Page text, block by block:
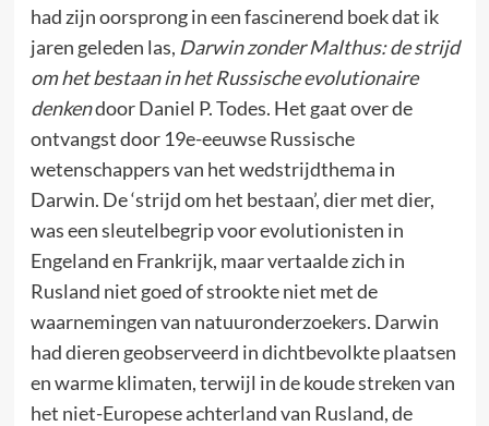
had zijn oorsprong in een fascinerend boek dat ik
jaren geleden las, Darwin zonder Malthus: de strijd
om het bestaan ​​in het Russische evolutionaire
denkendoor Daniel P. Todes. Het gaat over de
ontvangst door 19e-eeuwse Russische
wetenschappers van het wedstrijdthema in
Darwin. De ‘strijd om het bestaan’, dier met dier,
was een sleutelbegrip voor evolutionisten in
Engeland en Frankrijk, maar vertaalde zich in
Rusland niet goed of strookte niet met de
waarnemingen van natuuronderzoekers. Darwin
had dieren geobserveerd in dichtbevolkte plaatsen
en warme klimaten, terwijl in de koude streken van
het niet-Europese achterland van Rusland, de